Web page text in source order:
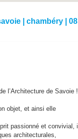
| chambéry | 08
l’Architecture de Savoie !
objet, et ainsi elle
passionné et convivial, il
architecturales,